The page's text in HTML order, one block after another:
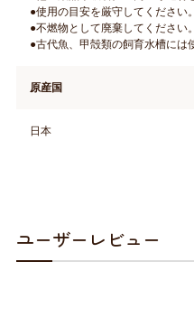
●使用の目安を厳守してください。
●不燃物として廃棄してください。
●古代魚、甲殻類の飼育水槽には
原産国
日本
ユーザーレビュー